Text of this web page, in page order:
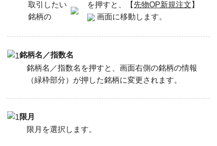
取引したい
銘柄の
を押すと、【 先物OP新規注文 】
画面に移動します。
銘柄名／指数名
銘柄名／指数名を押すと、画面右側の銘柄の情報
（緑枠部分）が押した銘柄に変更されます。
限月
限月を選択します。